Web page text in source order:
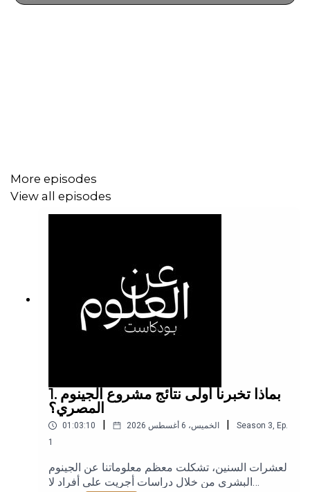
More episodes
View all episodes
1. بماذا تخبرنا أولى نتائج مشروع الجينوم
المصري؟
01:03:10 الخميس، 6 أغسطس 2026 Season 3, Ep.
1
لعشرات السنين، تشكلت معظم معلوماتنا عن الجينوم
البشري من خلال دراسات أجريت على أفراد لا